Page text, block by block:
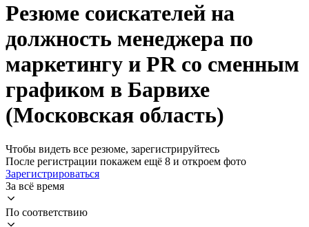
Резюме соискателей на
должность менеджера по
маркетингу и PR со сменным
графиком в Барвихе
(Московская область)
Чтобы видеть все резюме, зарегистрируйтесь
После регистрации покажем ещё 8 и откроем фото
Зарегистрироваться
За всё время
По соответствию